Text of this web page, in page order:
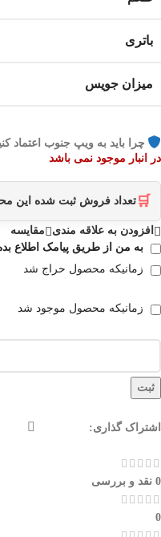
باتری
میزان جویس
چرا باید به ویپ جنوب اعتماد
در انبار موجود نمی باشد
🛒تعداد فروش ثبت شده این
افزودن به علاقه مندی
مقایسه
به من از طریق پیامک اطلاع
زمانیکه محصول حراج شد
زمانیکه محصول موجود شد
ثبت
اشتراک گذاری:
0 نقد و بررسی
0